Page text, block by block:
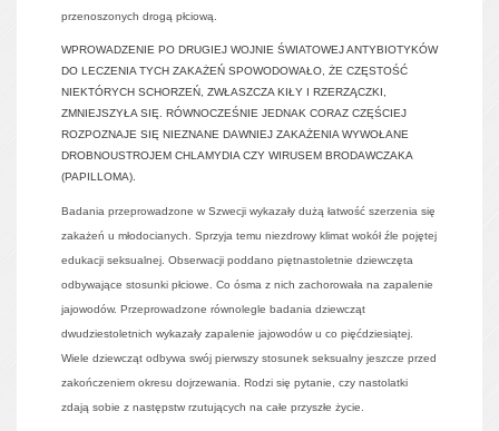
przenoszonych drogą płciową.
WPROWADZENIE PO DRUGIEJ WOJNIE ŚWIATOWEJ ANTYBIOTYKÓW
DO LECZENIA TYCH ZAKAŻEŃ SPOWODOWAŁO, ŻE CZĘSTOŚĆ
NIEKTÓRYCH SCHORZEŃ, ZWŁASZCZA KIŁY I RZERZĄCZKI,
ZMNIEJSZYŁA SIĘ. RÓWNOCZEŚNIE JEDNAK CORAZ CZĘŚCIEJ
ROZPOZNAJE SIĘ NIEZNANE DAWNIEJ ZAKAŻENIA WYWOŁANE
DROBNOUSTROJEM CHLAMYDIA CZY WIRUSEM BRODAWCZAKA
(PAPILLOMA).
Badania przeprowadzone w Szwecji wykazały dużą łatwość szerzenia się
zakażeń u młodocianych. Sprzyja temu niezdrowy klimat wokół źle pojętej
edukacji seksualnej. Obserwacji poddano piętnastoletnie dziewczęta
odbywające stosunki płciowe. Co ósma z nich zachorowała na zapalenie
jajowodów. Przeprowadzone równolegle badania dziewcząt
dwudziestoletnich wykazały zapalenie jajowodów u co pięćdziesiątej.
Wiele dziewcząt odbywa swój pierwszy stosunek seksualny jeszcze przed
zakończeniem okresu dojrzewania. Rodzi się pytanie, czy nastolatki
zdają sobie z następstw rzutujących na całe przyszłe życie.